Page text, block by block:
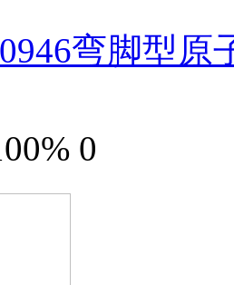
弯脚型原
0